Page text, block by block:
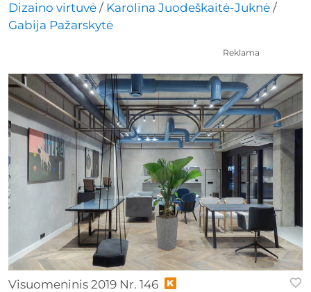
Dizaino virtuvė / Karolina Juodeškaitė-Juknė /
Gabija Pažarskytė
Visuomeninis 2019 Nr. 146
Reklama